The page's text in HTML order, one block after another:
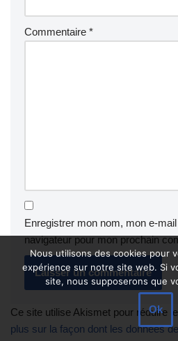
Commentaire *
Enregistrer mon nom, mon e-
navigateur pour mon prochain
Ce site utilise Akismet pour réduire
plus sur la façon dont les données
Nous utilisons des cookies pour
expérience sur notre site web. Si
site, nous supposerons que
Ok